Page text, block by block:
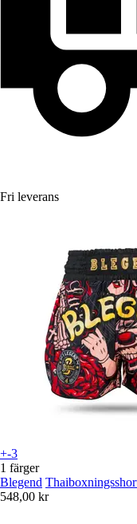
Fri leverans
+-3
1 färger
Blegend
548,00 kr